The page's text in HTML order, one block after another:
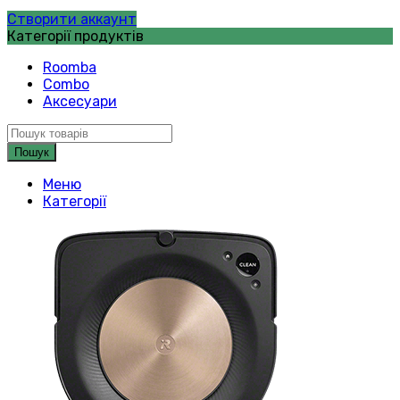
Створити аккаунт
Категорії продуктів
Roomba
Combo
Аксесуари
Пошук
Меню
Категорії